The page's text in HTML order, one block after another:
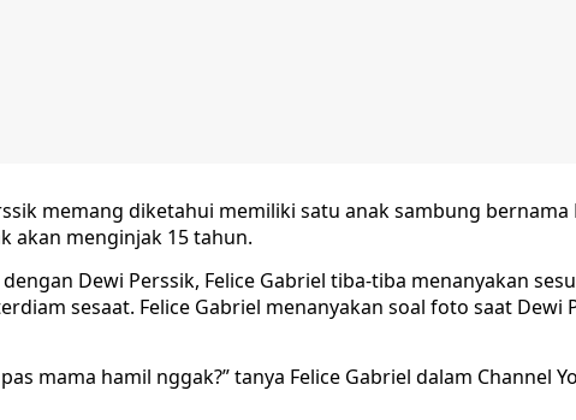
memang diketahui memiliki satu anak sambung bernama
akan menginjak 15 tahun.
Dewi Perssik, Felice Gabriel tiba-tiba menanyakan
sesaat. Felice Gabriel menanyakan soal foto saat Dewi
mama hamil nggak?” tanya Felice Gabriel dalam Channel